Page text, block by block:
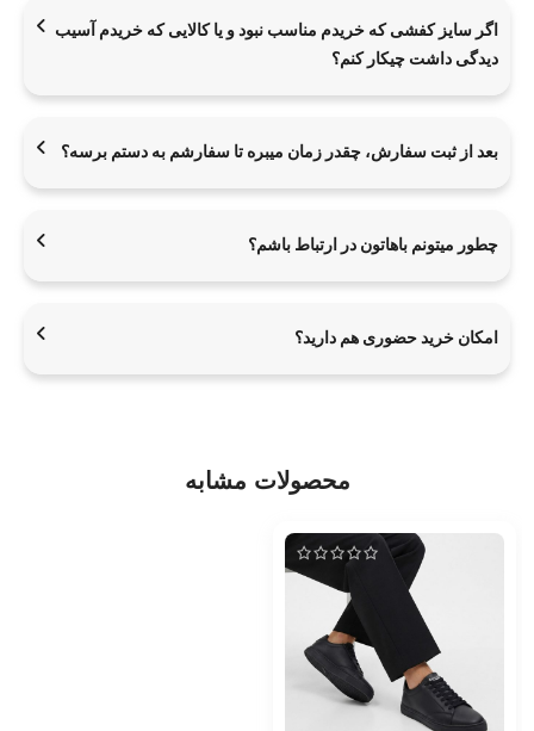
اگر سایز کفشی که خریدم مناسب نبود و یا کالایی که خریدم آسیب
دیدگی داشت چیکار کنم؟
بعد از ثبت سفارش، چقدر زمان میبره تا سفارشم به دستم برسه؟
چطور میتونم باهاتون در ارتباط باشم؟
امکان خرید حضوری هم دارید؟
محصولات مشابه